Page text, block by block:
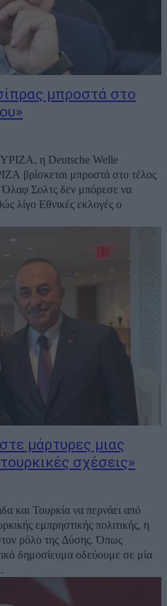
μπροστά στο
η Deutsche Welle
βρίσκεται μπροστά στο τέλος
Όλαφ Σολτς δεν μπόρεσε να
λίγο Εθνικές εκλογές ο
μάρτυρες μιας
σχέσεις»
και Τουρκία να περνάει από
εμπρηστικής πολιτικής, η
ρόλο της Δύσης. Όπως
δημοσίευμα οδεύουμε σε μία